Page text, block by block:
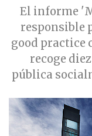
El informe
responsible
good practice
recoge
pública